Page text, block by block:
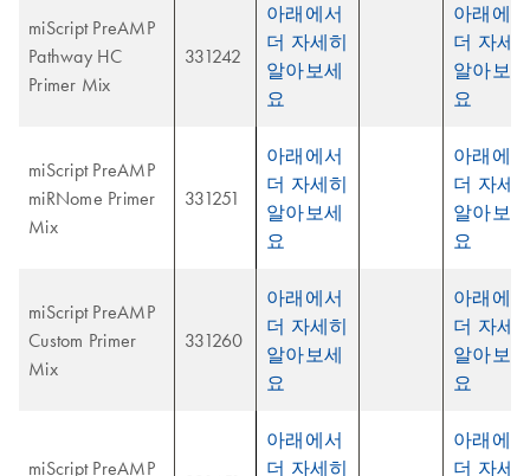
miScript PreAMP
Pathway HC
Primer Mix
331242
아래에서
더 자세히
알아보세
요
아래에서
더 자세
알아보세
요
miScript PreAMP
miRNome Primer
Mix
331251
아래에서
더 자세히
알아보세
요
아래에서
더 자세
알아보세
요
miScript PreAMP
Custom Primer
Mix
331260
아래에서
더 자세히
알아보세
요
아래에서
더 자세
알아보세
요
miScript PreAMP
아래에서
더 자세히
아래에서
더 자세